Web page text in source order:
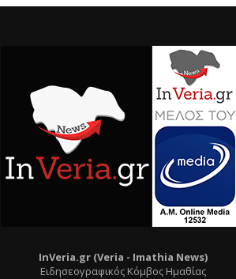
InVeria.gr (Veria - Ιmathia News)
Ειδησεογραφικός Κόμβος Ημαθίας